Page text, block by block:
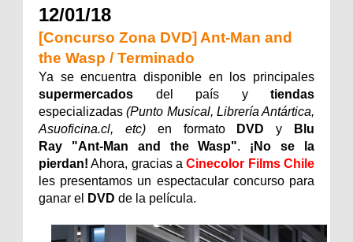
12/01/18
[Concurso Zona DVD] Ant-Man and
the Wasp / Terminado
Ya se encuentra disponible en los principales
supermercados del país y tiendas
especializadas(Punto Musical, Librería Antártica,
Asuoficina.cl, etc)en formato DVDy Blu
Ray
"Ant-Man and the Wasp". ¡No se la
pierdan! Ahora, gracias aCinecolor Films Chile
les presentamos un espectacular concurso para
ganar el
DVD de la película.